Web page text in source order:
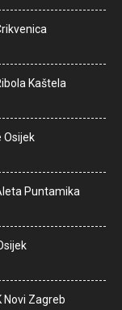
Kaštela
Osijek
Puntamika
Novi Zagreb